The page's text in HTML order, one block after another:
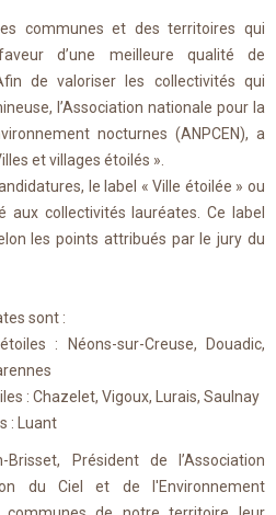
communes et des territoires qui
d’une meilleure qualité de
de valoriser les collectivités qui
l’Association nationale pour la
nocturnes (ANPCEN), a
et villages étoilés ».
le label « Ville étoilée » ou
aux collectivités lauréates. Ce label
les points attribués par le jury du
sont :
: Néons-sur-Creuse, Douadic,
: Chazelet, Vigoux, Lurais, Saulnay
: Luant
Brisset, Président de l’Association
du Ciel et de l'Environnement